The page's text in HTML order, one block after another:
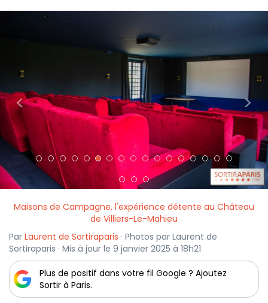
< >
Maisons de Campagne, l'expérience détente au Château
de Villiers-Le-Mahieu
Par Laurent de Sortiraparis · Photos par Laurent de
Sortiraparis · Mis à jour le 9 janvier 2025 à 18h21
Plus de positif dans votre fil Google ? Ajoutez
Sortir à Paris.